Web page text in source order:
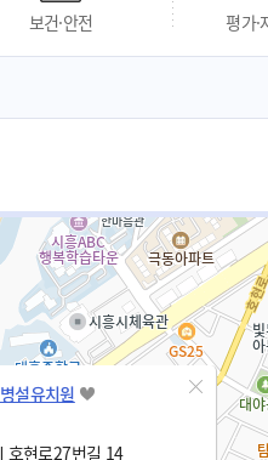
보건·안전 평가
설유치원
호현로27번길 14